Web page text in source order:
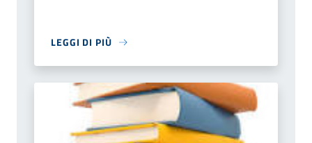
LEGGI DI PIÙ